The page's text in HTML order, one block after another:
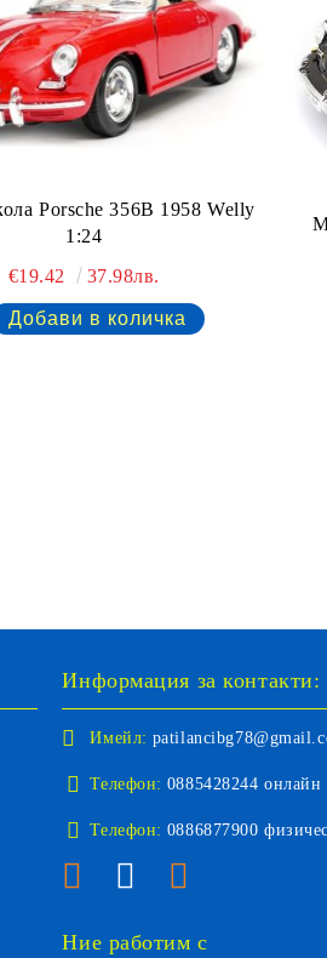
Porsche 356B 1958 Welly
1:24
€19.42
37.98лв.
Информация за контакти:
Имейл:
Телефон: 0885428244 онлайн
Телефон: 0886877900
Ние работим с